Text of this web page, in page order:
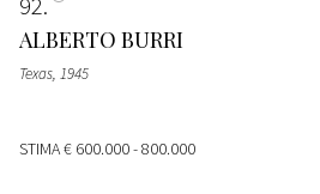
ALBERTO BURRI
Texas, 1945
STIMA€ 600.000 - 800.000